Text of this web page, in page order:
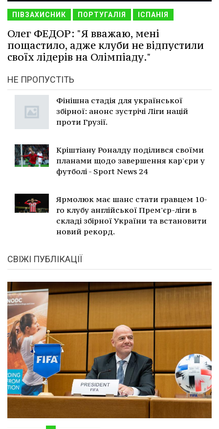
ПІВЗАХИСНИК ПОРТУГАЛІЯ ІСПАНІЯ
Олег ФЕДОР: "Я вважаю, мені
пощастило, адже клуби не відпустили
своїх лідерів на Олімпіаду."
НЕ ПРОПУСТІТЬ
Фінішна стадія для української
збірної: анонс зустрічі Ліги націй
проти Грузії.
Кріштіану Роналду поділився своїми
планами щодо завершення кар'єри у
футболі - Sport News 24
Ярмолюк має шанс стати гравцем 10-
го клубу англійської Прем'єр-ліги в
складі збірної України та встановити
новий рекорд.
СВІЖІ ПУБЛІКАЦІЇ